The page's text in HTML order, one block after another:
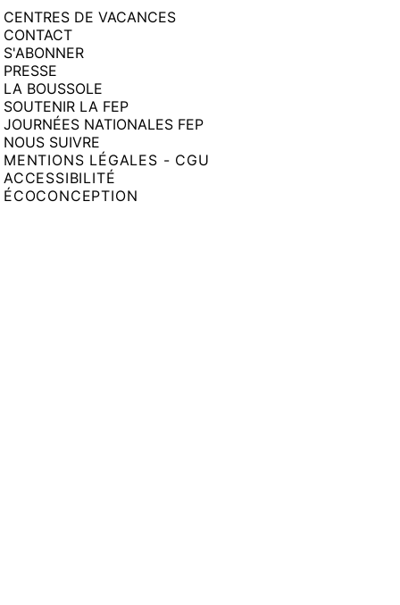
CENTRES DE VACANCES
CONTACT
S'ABONNER
PRESSE
LA BOUSSOLE
SOUTENIR LA FEP
JOURNÉES NATIONALES FEP
NOUS SUIVRE
MENTIONS LÉGALES - CGU
ACCESSIBILITÉ
ÉCOCONCEPTION